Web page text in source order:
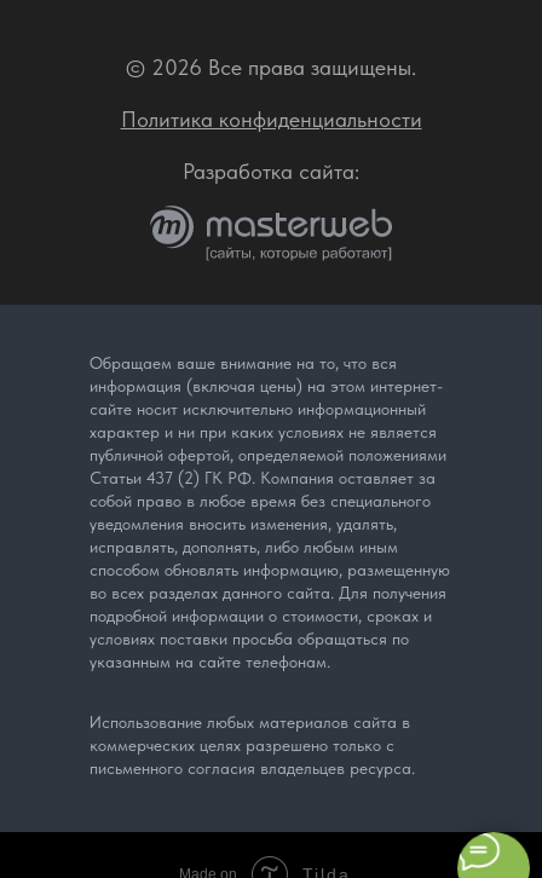
© 2026 Все права защищены.
Разработка сайта:
Политика конфиденциальности
Обращаем ваше внимание на то, что вся
информация (включая цены) на этом интернет-
сайте носит исключительно информационный
характер и ни при каких условиях не является
публичной офертой, определяемой положениями
Статьи 437 (2) ГК РФ. Компания оставляет за
собой право в любое время без специального
уведомления вносить изменения, удалять,
исправлять, дополнять, либо любым иным
способом обновлять информацию, размещенную
во всех разделах данного сайта. Для получения
подробной информации о стоимости, сроках и
условиях поставки просьба обращаться по
указанным на сайте телефонам.
Использование любых материалов сайта в
коммерческих целях разрешено только с
письменного согласия владельцев ресурса.
Made on Tilda